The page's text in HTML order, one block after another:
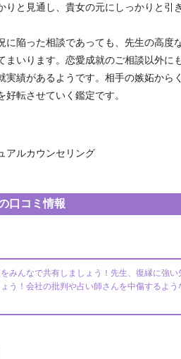
と見通し、貴女の元にしっかりと引
に陥った相談であっても、先生の高度
いります。恋愛成就のご相談以外に
績があるようです。相手の嫉妬から
転させていく鑑定です。
アルカウンセリング
口コミ情報
んなで共有しましょう！先生、復縁に強い
う！会社の批判や占い師さんを中傷するよう